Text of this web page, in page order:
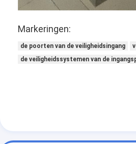
Kwaliteitscontrole
Nieuws
Markeringen:
de poorten van de veiligheidsingang
de veiligheidssystemen van de